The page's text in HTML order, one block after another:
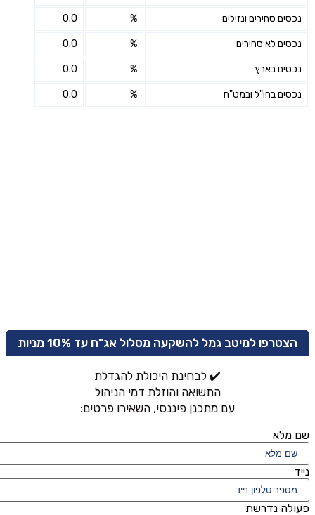
נכסים סחירים ונזילים %
0.0
נכסים לא סחירים %
0.0
נכסים בארץ %
0.0
נכסים בחו"ל ובמט"ח %
0.0
הצטרפו למיטב גמל להשקעה מסלול אג"ח עד 10% מניות
✔️ לבחינת היכולת להגדלת
התשואה והוזלת דמי הניהול
עם מתכנן פיננסי, השאירו פרטים:
שם מלא
נייד
פעולה נדרשת